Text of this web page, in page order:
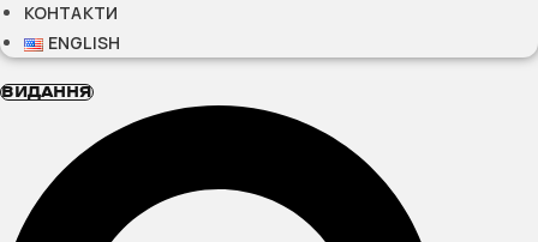
КОНТАКТИ
ENGLISH
ВИДАННЯ